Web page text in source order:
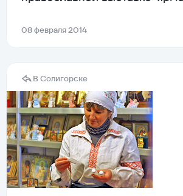
08 февраля 2014
В Солигорске